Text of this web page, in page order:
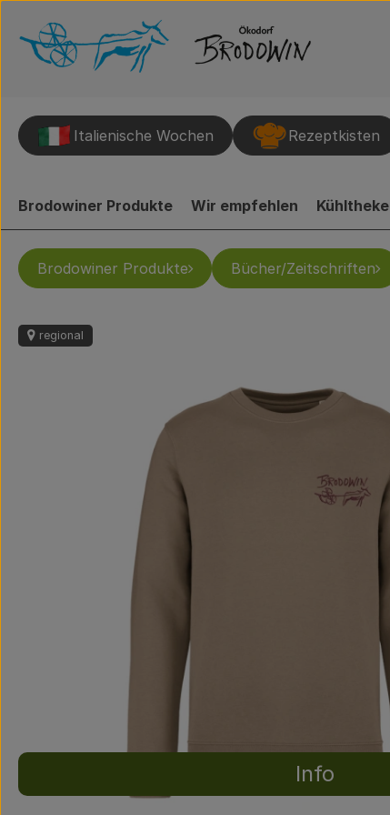
Italienische Wochen Rezeptkisten
Brodowiner Produkte Wir empfehlen Kühltheke
Brodowiner Produkte Bücher/Zeitschriften
regional
Info